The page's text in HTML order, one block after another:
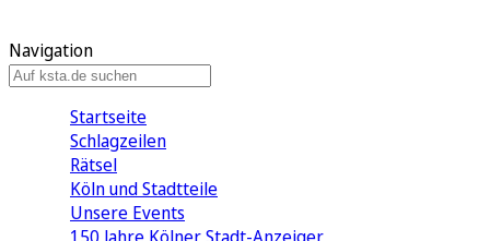
Navigation
Startseite
Schlagzeilen
Rätsel
Köln und Stadtteile
Unsere Events